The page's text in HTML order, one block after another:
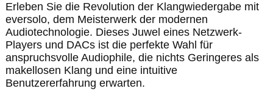
Erleben Sie die Revolution der Klangwiedergabe mit
eversolo, dem Meisterwerk der modernen
Audiotechnologie. Dieses Juwel eines Netzwerk-
Players und DACs ist die perfekte Wahl für
anspruchsvolle Audiophile, die nichts Geringeres als
makellosen Klang und eine intuitive
Benutzererfahrung erwarten.